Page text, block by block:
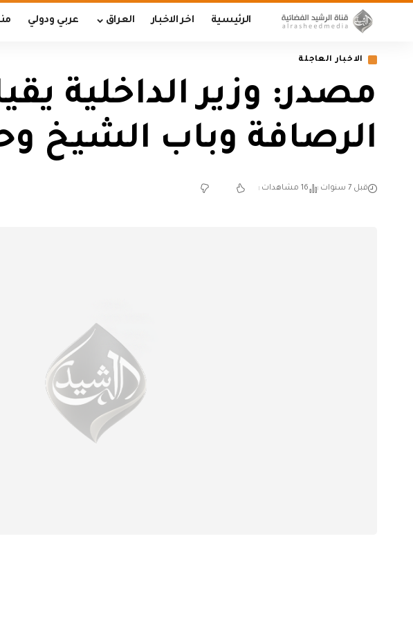
الرئيسية اخر الاخبار العراق عربي ودولي
الاخبار العاجلة
مصدر: وزير الداخلية
الرصافة وباب الشيخ
قبل 7 سنوات 16 مشاهدات